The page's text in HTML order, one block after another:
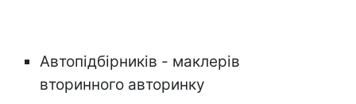
Автопідбірників - маклерів
вторинного авторинку